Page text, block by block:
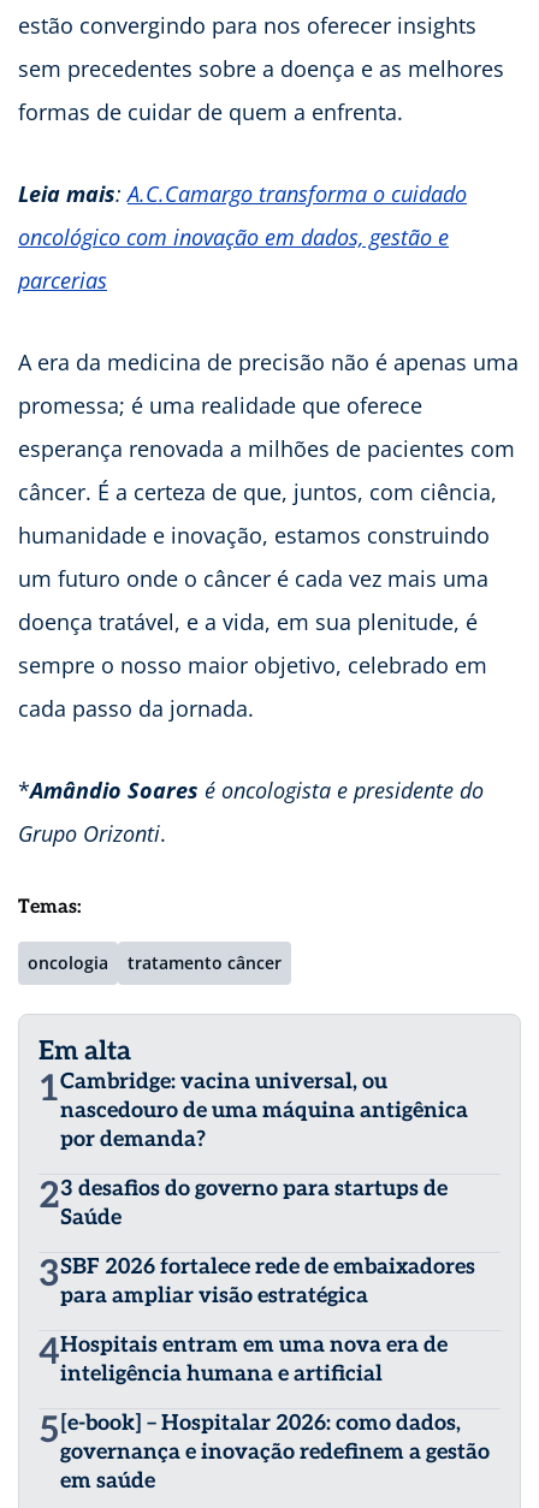
estão convergindo para nos oferecer insights
sem precedentes sobre a doença e as melhores
formas de cuidar de quem a enfrenta.
Leia mais:A.C.Camargo transforma o cuidado
oncológico com inovação em dados, gestão e
parcerias
A era da medicina de precisão não é apenas uma
promessa; é uma realidade que oferece
esperança renovada a milhões de pacientes com
câncer. É a certeza de que, juntos, com ciência,
humanidade e inovação, estamos construindo
um futuro onde o câncer é cada vez mais uma
doença tratável, e a vida, em sua plenitude, é
sempre o nosso maior objetivo, celebrado em
cada passo da jornada.
*Amândio Soares é oncologista e presidente do
Grupo Orizonti.
Temas:
oncologia tratamento câncer
Em alta
1Cambridge: vacina universal, ou
nascedouro de uma máquina antigênica
por demanda?
23 desafios do governo para startups de
Saúde
3SBF 2026 fortalece rede de embaixadores
para ampliar visão estratégica
4Hospitais entram em uma nova era de
inteligência humana e artificial
5 [e-book] – Hospitalar 2026: como dados,
governança e inovação redefinem a gestão
em saúde